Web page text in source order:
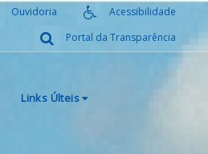
Acessibilidade
Ouvidoria
Portal da Transparência
Links Últeis